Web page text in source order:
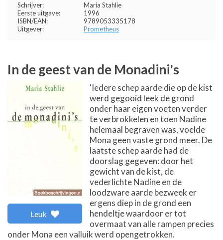
Schrijver:
Maria Stahlie
Eerste uitgave:
1996
ISBN/EAN:
9789053335178
Uitgever:
Prometheus
In de geest van de Monadini's
Leuk
'Iedere schep aarde die op de kist
werd gegooid leek de grond
onder haar eigen voeten verder
te verbrokkelen en toen Nadine
helemaal begraven was, voelde
Mona geen vaste grond meer. De
laatste schep aarde had de
doorslag gegeven: door het
gewicht van de kist, de
vederlichte Nadine en de
loodzware aarde bezweek er
ergens diep in de grond een
hendeltje waardoor er tot
overmaat van alle rampen precies
onder Mona een valluik werd opengetrokken.